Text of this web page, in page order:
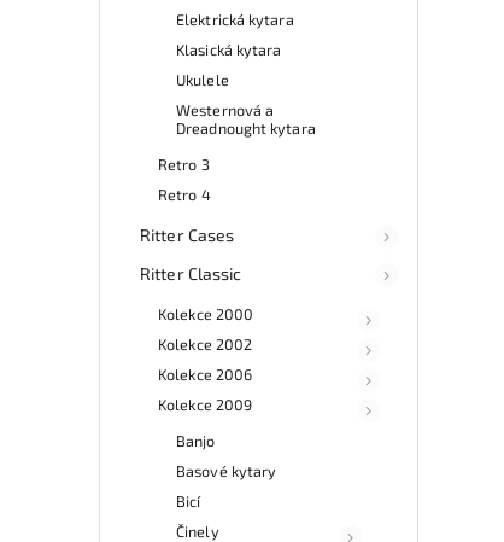
Elektrická kytara
Klasická kytara
Ukulele
Westernová a
Dreadnought kytara
Retro 3
Retro 4
Ritter Cases
Ritter Classic
Kolekce 2000
Kolekce 2002
Kolekce 2006
Kolekce 2009
Banjo
Basové kytary
Bicí
Činely